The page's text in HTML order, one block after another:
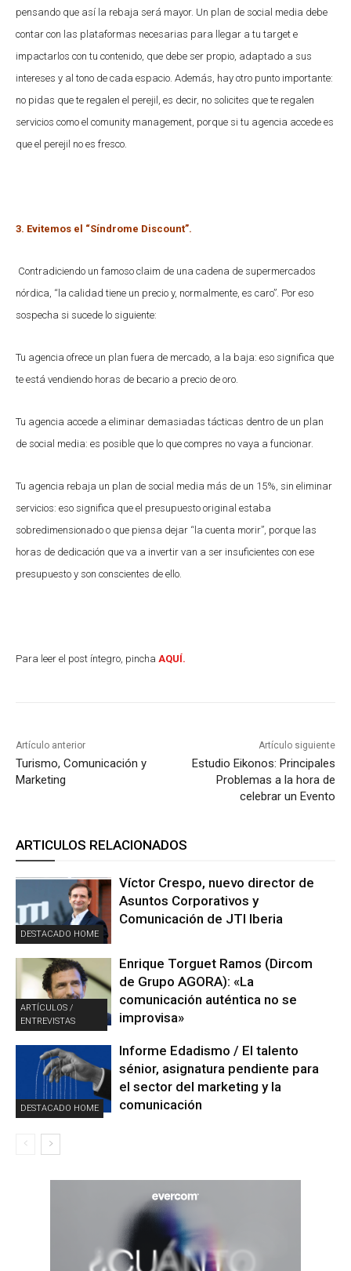
pensando que así la rebaja será mayor. Un plan de social media debe
contar con las plataformas necesarias para llegar a tu target e
impactarlos con tu contenido, que debe ser propio, adaptado a sus
intereses y al tono de cada espacio. Además, hay otro punto importante:
no pidas que te regalen el perejil, es decir, no solicites que te regalen
servicios como el comunity management, porque si tu agencia accede es
que el perejil no es fresco.
3. Evitemos el “Síndrome Discount”.
Contradiciendo un famoso claim de una cadena de supermercados
nórdica, “la calidad tiene un precio y, normalmente, es caro”. Por eso
sospecha si sucede lo siguiente:
Tu agencia ofrece un plan fuera de mercado, a la baja: eso significa que
te está vendiendo horas de becario a precio de oro.
Tu agencia accede a eliminar demasiadas tácticas dentro de un plan
de social media: es posible que lo que compres no vaya a funcionar.
Tu agencia rebaja un plan de social media más de un 15%, sin eliminar
servicios: eso significa que el presupuesto original estaba
sobredimensionado o que piensa dejar “la cuenta morir”, porque las
horas de dedicación que va a invertir van a ser insuficientes con ese
presupuesto y son conscientes de ello.
Para leer el post íntegro, pincha AQUÍ.
Artículo anterior
Turismo, Comunicación y
Marketing
Artículo siguiente
Estudio Eikonos: Principales
Problemas a la hora de
celebrar un Evento
ARTICULOS RELACIONADOS
DESTACADO HOME
Víctor Crespo, nuevo director de
Asuntos Corporativos y
Comunicación de JTI Iberia
ARTÍCULOS /
ENTREVISTAS
Enrique Torguet Ramos (Dircom
de Grupo AGORA): «La
comunicación auténtica no se
improvisa»
DESTACADO HOME
Informe Edadismo / El talento
sénior, asignatura pendiente para
el sector del marketing y la
comunicación